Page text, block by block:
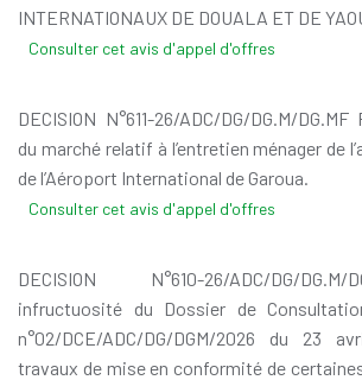
INTERNATIONAUX DE DOUALA ET DE
Consulter cet avis d'appel d'offres
DECISION N°611-26/ADC/DG/DG.M/
du marché relatif à l’entretien ménager de
de l’Aéroport International de Garoua.
Consulter cet avis d'appel d'offres
DECISION N°610-26/ADC/DG/
infructuosité du Dossier de
n°02/DCE/ADC/DG/DGM/2026 du 23
travaux de mise en conformité de